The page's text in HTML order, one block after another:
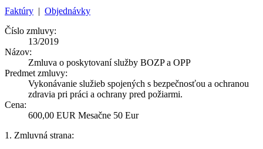
Faktúry | Objednávky
Číslo zmluvy:
13/2019
Názov:
Zmluva o poskytovaní služby BOZP a OPP
Predmet zmluvy:
Vykonávanie služieb spojených s bezpečnosťou a ochranou
zdravia pri práci a ochrany pred požiarmi.
Cena:
600,00 EUR Mesačne 50 Eur
1. Zmluvná strana: